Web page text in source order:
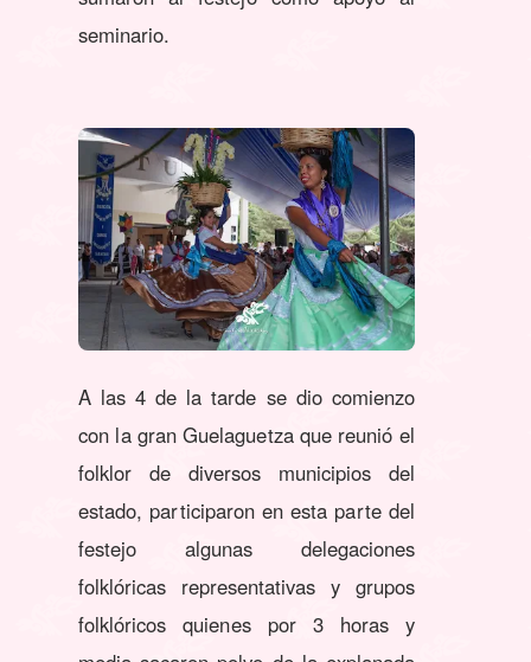
seminario.
A las 4 de la tarde se dio comienzo
con la gran Guelaguetza que reunió el
folklor de diversos municipios del
estado, participaron en esta parte del
festejo algunas delegaciones
folklóricas representativas y grupos
folklóricos quienes por 3 horas y